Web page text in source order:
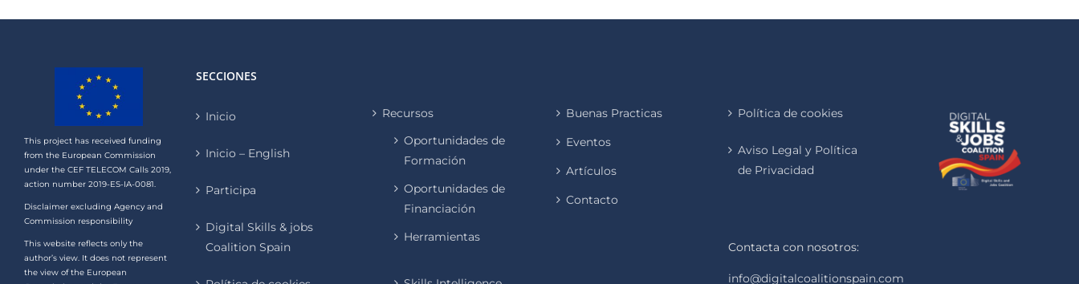
This project has received funding
from the European Commission
under the CEF TELECOM Calls 2019,
action number 2019-ES-IA-0081.
Disclaimer excluding Agency and
Commission responsibility
This website reflects only the
author’s view. It does not represent
the view of the European
SECCIONES
Inicio
Inicio – English
Participa
Digital Skills & jobs
Coalition Spain
Recursos
Oportunidades de
Formación
Oportunidades de
Financiación
Herramientas
Buenas Practicas
Eventos
Artículos
Contacto
Política de cookies
Aviso Legal y Política
de Privacidad
Contacta con nosotros:
info@digitalcoalitionspain.com